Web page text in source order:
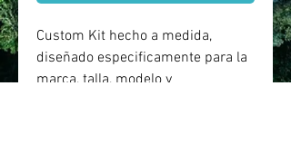
Custom Kit hecho a medida,
diseñado especificamente para la
marca, talla, modelo y